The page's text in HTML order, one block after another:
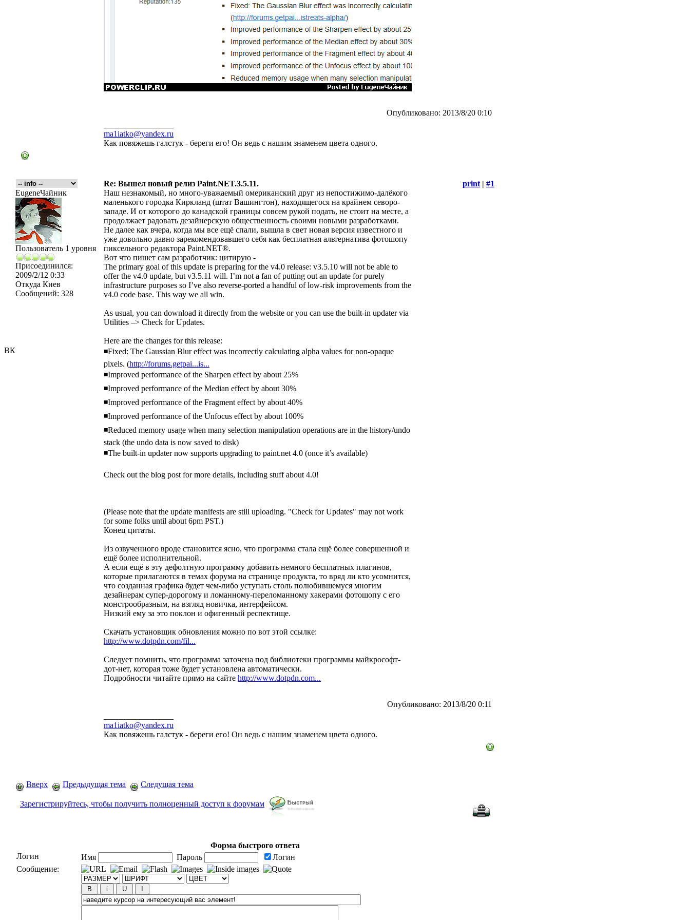
ВК
Опубликовано: 2013/8/20 0:10
ma1iatko@yandex.ru
Как повяжешь галстук - береги его! Он ведь с нашим знаменем цвета одного.
Re: Вышел новый релиз Paint.NET.3.5.11. print | #1
EugeneЧайник
Пользователь 1 уровня
Присоединился:
2009/2/12 0:33
Откуда Киев
Сообщений: 328
Наш незнакомый, но много-уважаемый омериканский друг из непостижимо-далёкого
маленького городка Киркланд (штат Вашингтон), находящегося на крайнем севоро-
западе. И от которого до канадской границы совсем рукой подать, не стоит на месте, а
продолжает радовать дезайнерскую общественность своими новыми разработками.
Не далее как вчера, когда мы все ещё спали, вышла в свет новая версия известного и
уже довольно давно зарекомендовавшего себя как бесплатная альтернатива фотошопу
пиксельного редактора Paint.NET®.
Вот что пишет сам разработчик: цитирую -
The primary goal of this update is preparing for the v4.0 release: v3.5.10 will not be able to
offer the v4.0 update, but v3.5.11 will. I’m not a fan of putting out an update for purely
infrastructure purposes so I’ve also reverse-ported a handful of low-risk improvements from the
v4.0 code base. This way we all win.
As usual, you can download it directly from the website or you can use the built-in updater via
Utilities –> Check for Updates.
Here are the changes for this release:
◾Fixed: The Gaussian Blur effect was incorrectly calculating alpha values for non-opaque
pixels. (http://forums.getpai...is...
◾Improved performance of the Sharpen effect by about 25%
◾Improved performance of the Median effect by about 30%
◾Improved performance of the Fragment effect by about 40%
◾Improved performance of the Unfocus effect by about 100%
◾Reduced memory usage when many selection manipulation operations are in the history/undo
stack (the undo data is now saved to disk)
◾The built-in updater now supports upgrading to paint.net 4.0 (once it’s available)
Check out the blog post for more details, including stuff about 4.0!
(Please note that the update manifests are still uploading. "Check for Updates" may not work
for some folks until about 6pm PST.)
Конец цитаты.
Из озвученного вроде становится ясно, что программа стала ещё более совершенной и
ещё более исполнительной.
А если ещё в эту дефолтную программу добавить немного бесплатных плагинов,
которые прилагаются в темах форума на странице продукта, то вряд ли кто усомнится,
что созданная графика будет чем-либо уступать столь полюбившемуся многим
дезайнерам супер-дорогому и ломанному-переломанному хакерами фотошопу с его
монстрообразным, на взгляд новичка, интерфейсом.
Низкий ему за это поклон и офигенный респектище.
Скачать установщик обновления можно по вот этой ссылке:
http://www.dotpdn.com/fil...
Следует помнить, что программа заточена под библиотеки программы майкрософт-
дот-нет, которая тоже будет установлена автоматически.
Подробности читайте прямо на сайте http://www.dotpdn.com...
Опубликовано: 2013/8/20 0:11
ma1iatko@yandex.ru
Как повяжешь галстук - береги его! Он ведь с нашим знаменем цвета одного.
Вверх Предыдущая тема Следущая тема
Зарегистрируйтесь, чтобы получить полноценный доступ к форумам
Форма быстрого ответа
Логин
Имя Пароль
Логин
Сообщение: